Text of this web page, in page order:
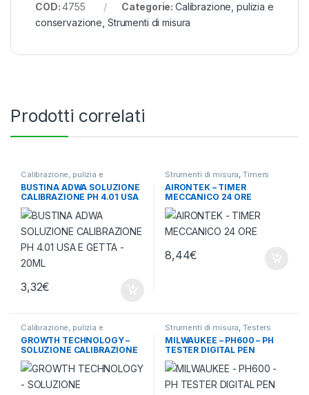
COD:4755 Categorie: Calibrazione, pulizia e
conservazione Strumenti di misura
Prodotti correlati
Calibrazione, pulizia e
conservazione,Strumenti di
misura
BUSTINA ADWA SOLUZIONE
CALIBRAZIONE PH 4.01 USA
E GETTA – 20ML
3,32€
Strumenti di misura,Timers
AIRONTEK – TIMER
MECCANICO 24 ORE
8,44€
Calibrazione, pulizia e
conservazione
misura
GROWTH TECHNOLOGY –
SOLUZIONE CALIBRAZIONE
PH 7.01 1L
Strumenti di misura ,Testers
termometri e igrometri
MILWAUKEE – PH600 – PH
TESTER DIGITAL PEN